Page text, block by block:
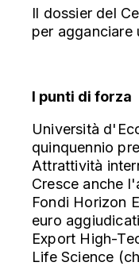
Il dossier del
per agganciare
I punti di forza
Università
quinquennio
Attrattività
Cresce anche
Fondi Horizon
euro
Export High-
Life Science